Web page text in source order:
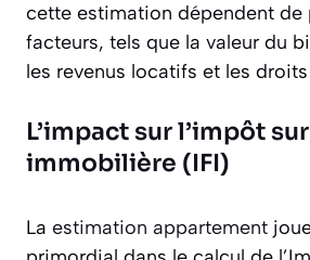
cette estimation dépendent de
facteurs, tels que la valeur du
les revenus locatifs et les
L’impact sur l’impôt
immobilière (IFI)
La estimation appartement